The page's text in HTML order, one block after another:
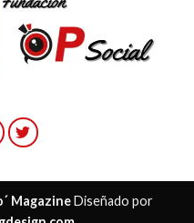
MagazineDiseñado por